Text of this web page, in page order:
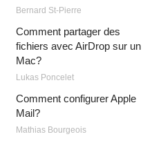
Bernard St-Pierre
Comment partager des
fichiers avec AirDrop sur un
Mac?
Lukas Poncelet
Comment configurer Apple
Mail?
Mathias Bourgeois